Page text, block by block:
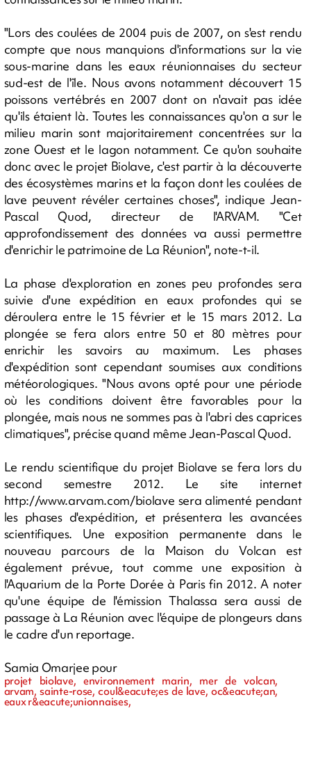
"Lors des coulées de 2004 puis de 2007, on s'est rendu
compte que nous manquions d'informations sur la vie
sous-marine dans les eaux réunionnaises du secteur
sud-est de l'île. Nous avons notamment découvert 15
poissons vertébrés en 2007 dont on n'avait pas idée
qu'ils étaient là. Toutes les connaissances qu'on a sur le
milieu marin sont majoritairement concentrées sur la
zone Ouest et le lagon notamment. Ce qu'on souhaite
donc avec le projet Biolave, c'est partir à la découverte
des écosystèmes marins et la façon dont les coulées de
lave peuvent révéler certaines choses", indique Jean-
Pascal Quod, directeur de l'ARVAM. "Cet
approfondissement des données va aussi permettre
d'enrichir le patrimoine de La Réunion", note-t-il.
La phase d'exploration en zones peu profondes sera
suivie d'une expédition en eaux profondes qui se
déroulera entre le 15 février et le 15 mars 2012. La
plongée se fera alors entre 50 et 80 mètres pour
enrichir les savoirs au maximum. Les phases
d'expédition sont cependant soumises aux conditions
météorologiques. "Nous avons opté pour une période
où les conditions doivent être favorables pour la
plongée, mais nous ne sommes pas à l'abri des caprices
climatiques", précise quand même Jean-Pascal Quod.
Le rendu scientifique du projet Biolave se fera lors du
second semestre 2012. Le site internet
http://www.arvam.com/biolave sera alimenté pendant
les phases d'expédition, et présentera les avancées
scientifiques. Une exposition permanente dans le
nouveau parcours de la Maison du Volcan est
également prévue, tout comme une exposition à
l'Aquarium de la Porte Dorée à Paris fin 2012. A noter
qu'une équipe de l'émission Thalassa sera aussi de
passage à La Réunion avec l'équipe de plongeurs dans
le cadre d'un reportage.
Samia Omarjee pour
projet biolave, environnement marin, mer de volcan,
arvam, sainte-rose, coul&eacute;es de lave, oc&eacute;an,
eaux r&eacute;unionnaises,